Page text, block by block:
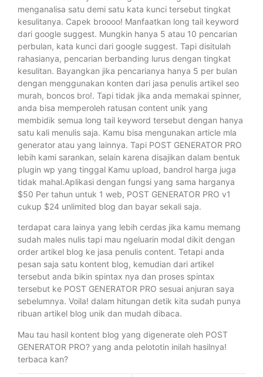
menganalisa satu demi satu kata kunci tersebut tingkat
kesulitanya. Capek broooo! Manfaatkan long tail keyword
dari google suggest. Mungkin hanya 5 atau 10 pencarian
perbulan, kata kunci dari google suggest. Tapi disitulah
rahasianya, pencarian berbanding lurus dengan tingkat
kesulitan. Bayangkan jika pencarianya hanya 5 per bulan
dengan menggunakan konten dari jasa penulis artikel seo
murah, boncos bro!. Tapi tidak jika anda memakai spinner,
anda bisa memperoleh ratusan content unik yang
membidik semua long tail keyword tersebut dengan hanya
satu kali menulis saja. Kamu bisa mengunakan article mla
generator atau yang lainnya. Tapi POST GENERATOR PRO
lebih kami sarankan, selain karena disajikan dalam bentuk
plugin wp yang tinggal Kamu upload, bandrol harga juga
tidak mahal.Aplikasi dengan fungsi yang sama harganya
$50 Per tahun untuk 1 web, POST GENERATOR PRO v1
cukup $24 unlimited blog dan bayar sekali saja.
terdapat cara lainya yang lebih cerdas jika kamu memang
sudah males nulis tapi mau ngeluarin modal dikit dengan
order artikel blog ke jasa penulis content. Tetapi anda
pesan saja satu kontent blog, kemudian dari artikel
tersebut anda bikin spintax nya dan proses spintax
tersebut ke POST GENERATOR PRO sesuai anjuran saya
sebelumnya. Voila! dalam hitungan detik kita sudah punya
ribuan artikel blog unik dan mudah dibaca.
Mau tau hasil kontent blog yang digenerate oleh POST
GENERATOR PRO? yang anda pelototin inilah hasilnya!
terbaca kan?